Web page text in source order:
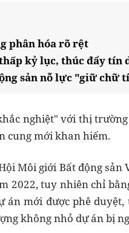
phân hóa rõ rệt
kỷ lục, thúc đẩy tín
sản nỗ lực "giữ chữ
nghiệt" với thị
cung mới khan hiếm.
Môi giới Bất động
2022, tuy nhiên chỉ
án mới được phê
không nhỏ dự án bị